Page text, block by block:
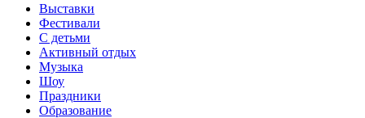
Выставки
Фестивали
С детьми
Активный отдых
Музыка
Шоу
Праздники
Образование